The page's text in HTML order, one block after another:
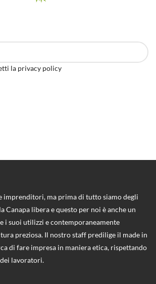
la privacy policy
imprenditori, ma prima di tutto siamo degli
Canapa libera e questo per noi è anche un
i suoi utilizzi e contemporaneamente
preziosa. Il nostro staff predilige il made in
di fare impresa in maniera etica, rispettando
lavoratori.